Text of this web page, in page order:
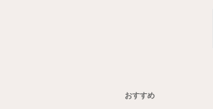
おすすめ